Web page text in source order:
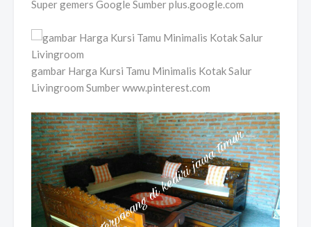
Super gemers Google Sumber plus.google.com
gambar Harga Kursi Tamu Minimalis Kotak Salur
Livingroom Sumber www.pinterest.com